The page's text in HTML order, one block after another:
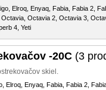
Elroq, Enyaq, Fabia, Fabia 2,
Octavia 2, Octavia 3,
4, Yeti
-20C (3
skiel.
Elroq, Enyaq, Fabia, Fabia 2,